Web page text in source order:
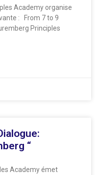
Academy organise
: From 7 to 9
Principles
“
Academy émet